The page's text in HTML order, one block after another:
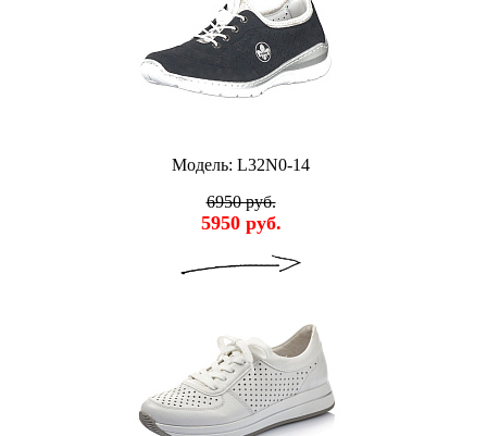
Модель: L32N0-14
6950 руб.
5950 руб.